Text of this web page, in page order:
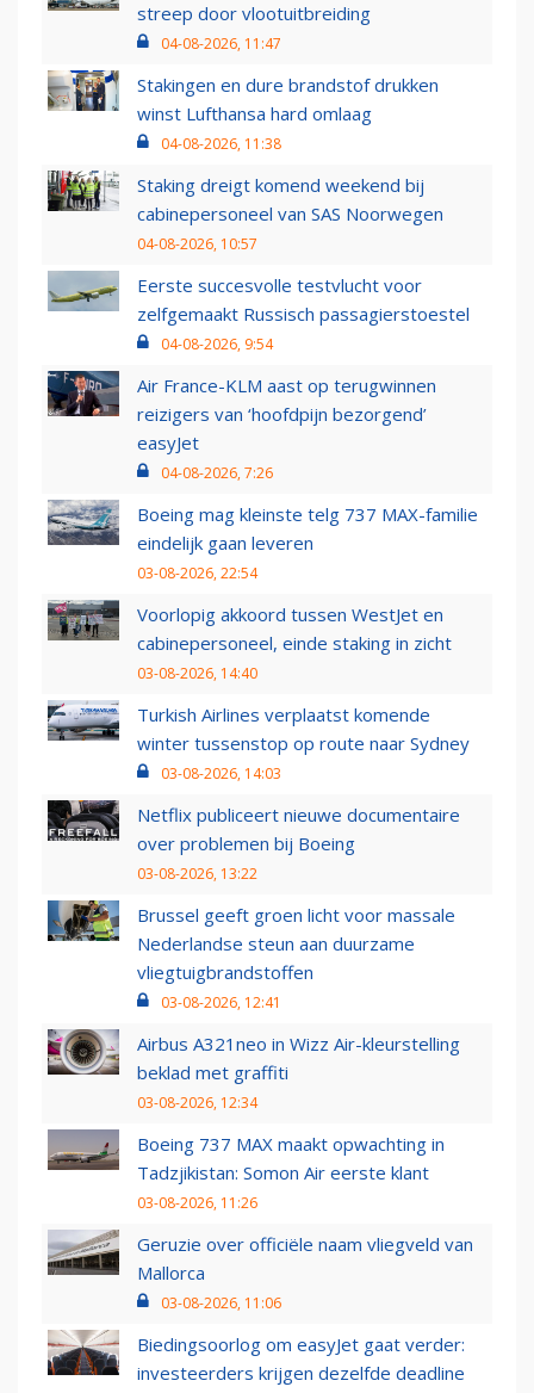
streep door vlootuitbreiding
04-08-2026, 11:47
Stakingen en dure brandstof drukken
winst Lufthansa hard omlaag
04-08-2026, 11:38
Staking dreigt komend weekend bij
cabinepersoneel van SAS Noorwegen
04-08-2026, 10:57
Eerste succesvolle testvlucht voor
zelfgemaakt Russisch passagierstoestel
04-08-2026, 9:54
Air France-KLM aast op terugwinnen
reizigers van ‘hoofdpijn bezorgend’
easyJet
04-08-2026, 7:26
Boeing mag kleinste telg 737 MAX-familie
eindelijk gaan leveren
03-08-2026, 22:54
Voorlopig akkoord tussen WestJet en
cabinepersoneel, einde staking in zicht
03-08-2026, 14:40
Turkish Airlines verplaatst komende
winter tussenstop op route naar Sydney
03-08-2026, 14:03
Netflix publiceert nieuwe documentaire
over problemen bij Boeing
03-08-2026, 13:22
Brussel geeft groen licht voor massale
Nederlandse steun aan duurzame
vliegtuigbrandstoffen
03-08-2026, 12:41
Airbus A321neo in Wizz Air-kleurstelling
beklad met graffiti
03-08-2026, 12:34
Boeing 737 MAX maakt opwachting in
Tadzjikistan: Somon Air eerste klant
03-08-2026, 11:26
Geruzie over officiële naam vliegveld van
Mallorca
03-08-2026, 11:06
Biedingsoorlog om easyJet gaat verder:
investeerders krijgen dezelfde deadline